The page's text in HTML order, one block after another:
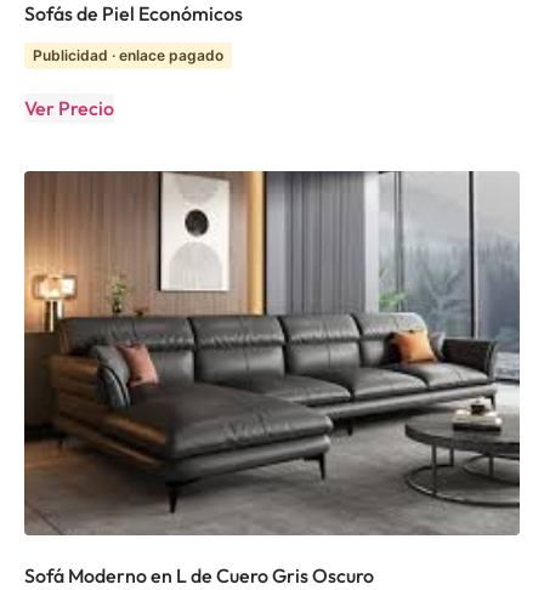
Sofás de Piel Económicos
Publicidad · enlace pagado
Ver Precio
Sofá Moderno en L de Cuero Gris Oscuro